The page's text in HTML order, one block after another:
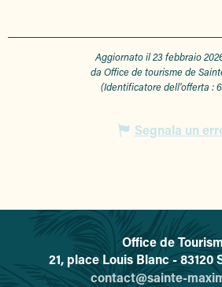
Aggiornato il 23 febbraio
da Office de tourisme de
(Identificatore dell'offerta :
Segnala un
L'office
Office de
21, place Louis Blanc - 83120
contact@sainte-